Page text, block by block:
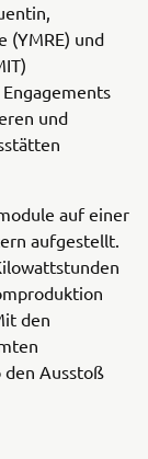
(YMRE) und
und
auf einer
aufgestellt.
den
den Ausstoß